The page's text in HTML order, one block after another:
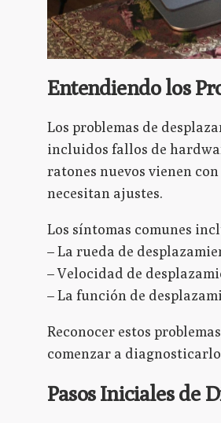
Entendiendo los
Los problemas de
incluidos fallos de
ratones nuevos vienen
necesitan ajustes.
Los síntomas comunes
– La rueda de
– Velocidad de
– La función de
Reconocer estos
comenzar a
Pasos Iniciales de